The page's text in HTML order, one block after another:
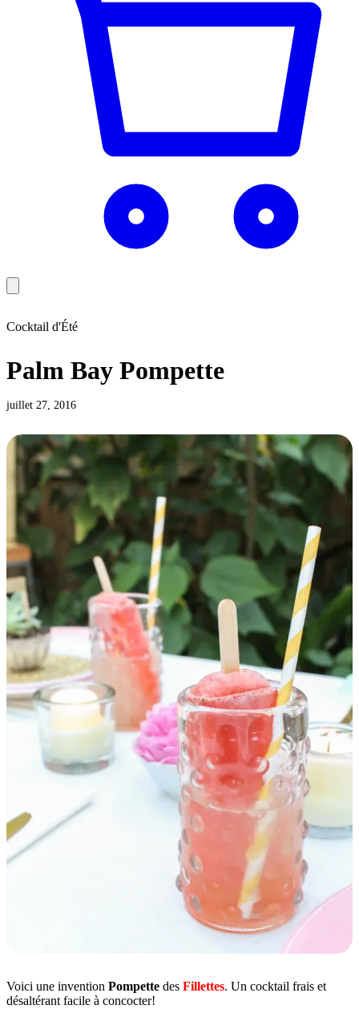
Cocktail d'Été
Palm Bay Pompette
juillet 27, 2016
Voici une invention Pompette des Fillettes. Un cocktail frais et
désaltérant facile à concocter!